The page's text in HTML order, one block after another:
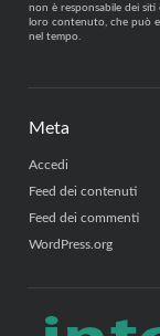
non è responsabile dei siti
loro contenuto, che può
nel tempo.
Meta
Accedi
Feed dei contenuti
Feed dei commenti
WordPress.org